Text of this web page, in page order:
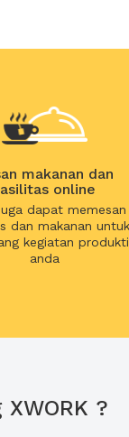
makanan dan
online
dapat memesan
dan makanan untuk
kegiatan
anda
?